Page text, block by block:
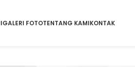
GALERI FOTOTENTANG KAMIKONTAK